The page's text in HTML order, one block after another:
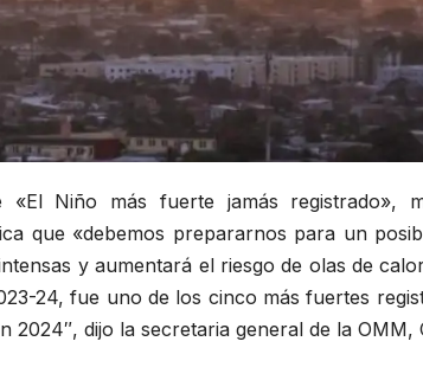
«El Niño más fuerte jamás registrado»,
que «debemos prepararnos para un
y aumentará el riesgo de olas de
24, fue uno de los cinco más fuertes
dijo la secretaria general de la OMM,